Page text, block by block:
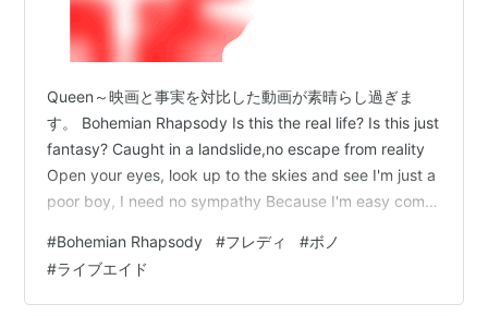
Queen～映画と事実を対比した動画が素晴らし過ぎま
す。 Bohemian Rhapsody Is this the real life? Is this just
fantasy? Caught in a landslide,no escape from reality
Open your eyes, look up to the skies and see I'm just a
poor boy, I need no sympathy Because I'm easy come,
#Bohemian Rhapsody #フレディ #ボノ
#ライブエイド